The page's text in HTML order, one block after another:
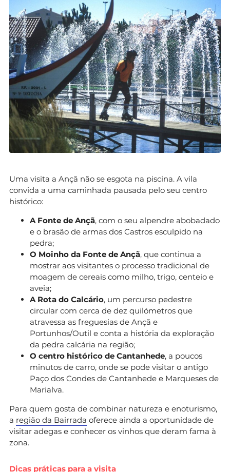
Uma visita a Ançã não se esgota na piscina. A vila
convida a uma caminhada pausada pelo seu centro
histórico:
A Fonte de Ançã, com o seu alpendre abobadado
e o brasão de armas dos Castros esculpido na
pedra;
O Moinho da Fonte de Ançã, que continua a
mostrar aos visitantes o processo tradicional de
moagem de cereais como milho, trigo, centeio e
aveia;
A Rota do Calcário, um percurso pedestre
circular com cerca de dez quilómetros que
atravessa as freguesias de Ançã e
Portunhos/Outil e conta a história da exploração
da pedra calcária na região;
O centro histórico de Cantanhede, a poucos
minutos de carro, onde se pode visitar o antigo
Paço dos Condes de Cantanhede e Marqueses de
Marialva.
Para quem gosta de combinar natureza e enoturismo,
a região da Bairrada oferece ainda a oportunidade de
visitar adegas e conhecer os vinhos que deram fama à
zona.
Dicas práticas para a visita